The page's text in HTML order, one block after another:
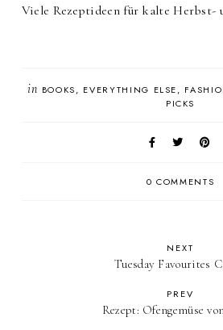
Viele Rezeptideen für kalte Herbst-
in BOOKS EVERYTHING ELSE
PICKS
0 COMMENTS
NEXT
Tuesday Favourites
PREV
Rezept: Ofengemüse